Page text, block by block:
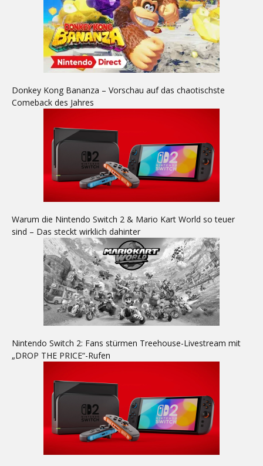
Donkey Kong Bananza – Vorschau auf das chaotischste
Comeback des Jahres
Warum die Nintendo Switch 2 & Mario Kart World so teuer
sind – Das steckt wirklich dahinter
Nintendo Switch 2: Fans stürmen Treehouse-Livestream mit
„DROP THE PRICE“-Rufen